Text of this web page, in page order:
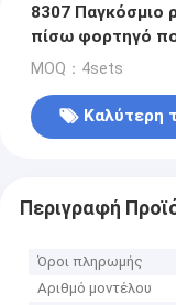
8307 Παγκόσμιο
πίσω φορτηγό
ποδηλάτων για
MOQ：4sets
Καλύτερη
Περιγραφή
Όροι πληρωμής
Αριθμό μοντέλου